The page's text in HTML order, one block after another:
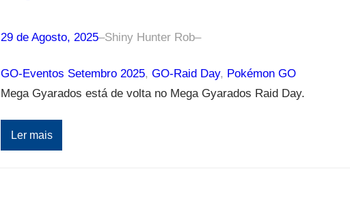
29 de Agosto, 2025–Shiny Hunter Rob–
GO-Eventos Setembro 2025, GO-Raid Day, Pokémon GO
Mega Gyarados está de volta no Mega Gyarados Raid Day.
Ler mais